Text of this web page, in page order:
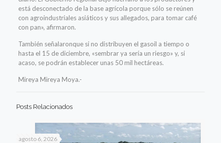
está desconectado de la base agrícola porque sólo se reúnen
con agroindustriales asiáticos y sus allegados, para tomar café
con pan», afirmaron.
También señalaronque si no distribuyen el gasoil a tiempo o
hasta el 15 de diciembre, «sembrar ya sería un riesgo» y, si
acaso, se podrán establecer unas 50 mil hectáreas.
Mireya Mireya Moya.-
Posts Relacionados
agosto 6, 2026